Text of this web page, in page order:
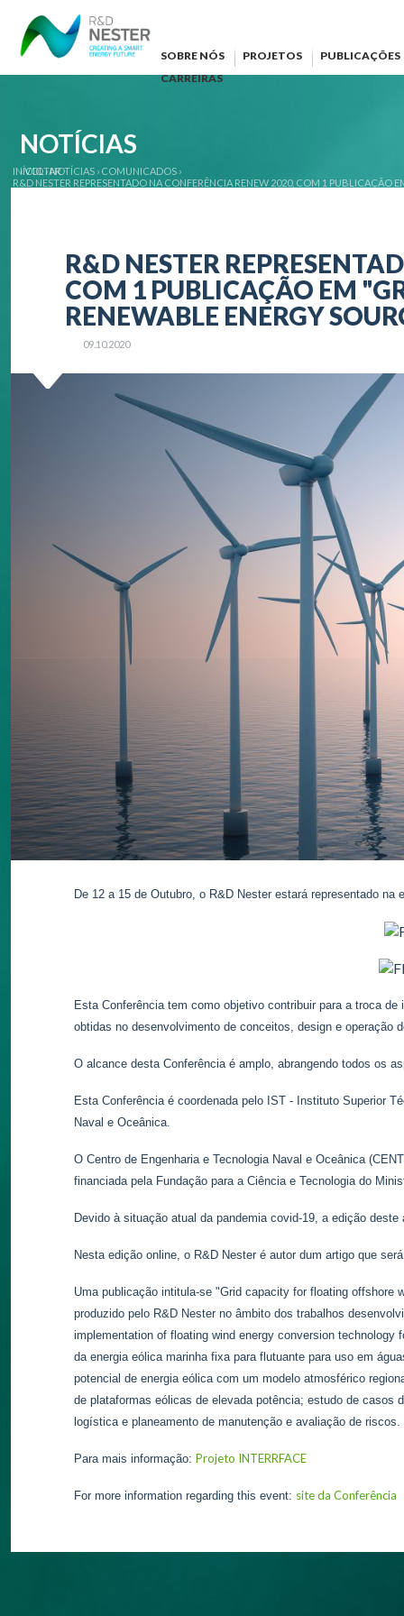
SOBRE NÓS PROJETOS
PUBLICAÇÕES
CARREIRAS
NOTÍCIAS
‹ VOLTAR
INÍCIO›NOTÍCIAS › COMUNICADOS ›
R&D NESTER REPRESENTADO NA CONFERÊNCIA RENEW 2020, COM 1 PUBLICAÇÃO
R&D NESTER
COM 1 PUBLICAÇÃO EM
RENEWABLE ENERGY
09.10.2020
De 12 a 15 de Outubro, o R&D Nester estará representado na
Esta Conferência tem como objetivo contribuir para a troca
obtidas no desenvolvimento de conceitos, design e operação
O alcance desta Conferência é amplo, abrangendo todos os
Esta Conferência é coordenada pelo IST - Instituto Superior
Naval e Oceânica.
O Centro de Engenharia e Tecnologia Naval e Oceânica
financiada pela Fundação para a Ciência e Tecnologia do
Devido à situação atual da pandemia covid-19, a edição
Nesta edição online, o R&D Nester é autor dum artigo que
Uma publicação intitula-se "Grid capacity for floating offshore
produzido pelo R&D Nester no âmbito dos trabalhos
implementation of floating wind energy conversion technology
da energia eólica marinha fixa para flutuante para uso em
potencial de energia eólica com um modelo atmosférico
de plataformas eólicas de elevada potência; estudo de casos
logística e planeamento de manutenção e avaliação de riscos.
Para mais informação: Projeto INTERRFACE
For more information regarding this event: site da Conferência